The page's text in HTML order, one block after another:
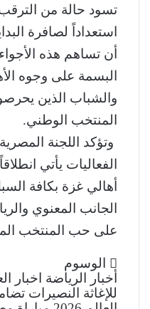
تسود حالة من
استعداداً لصافرة
أن تساهم هذه
البسمة على وجوه
والشباب الذين
المنتخب الوطني.
وتؤكد اللجنة
الفعاليات يأتي
أهالي غزة بكافة
الجانب المعنوي
على حب المنتخب
الوسوم
أخبار الرياضة اخبار
للإغاثة
النصيرات